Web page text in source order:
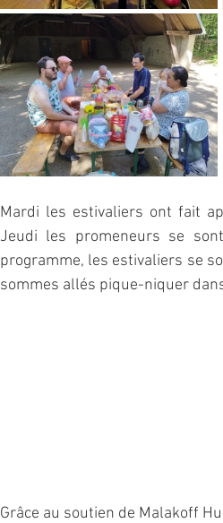
Mardi les estivaliers ont fait
Jeudi les promeneurs se
programme, les estivaliers se
sommes allés pique-niquer
Grâce au soutien de Malakoff